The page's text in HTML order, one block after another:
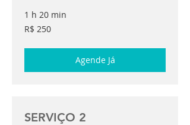
1 h 20 min
250
Reais
R$ 250
Agende Já
SERVIÇO 2